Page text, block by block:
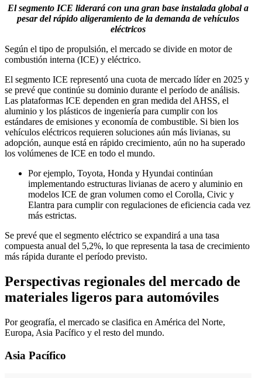
El segmento ICE liderará con una gran base instalada global a
pesar del rápido aligeramiento de la demanda de vehículos
eléctricos
Según el tipo de propulsión, el mercado se divide en motor de
combustión interna (ICE) y eléctrico.
El segmento ICE representó una cuota de mercado líder en 2025 y
se prevé que continúe su dominio durante el período de análisis.
Las plataformas ICE dependen en gran medida del AHSS, el
aluminio y los plásticos de ingeniería para cumplir con los
estándares de emisiones y economía de combustible. Si bien los
vehículos eléctricos requieren soluciones aún más livianas, su
adopción, aunque está en rápido crecimiento, aún no ha superado
los volúmenes de ICE en todo el mundo.
Por ejemplo, Toyota, Honda y Hyundai continúan
implementando estructuras livianas de acero y aluminio en
modelos ICE de gran volumen como el Corolla, Civic y
Elantra para cumplir con regulaciones de eficiencia cada vez
más estrictas.
Se prevé que el segmento eléctrico se expandirá a una tasa
compuesta anual del 5,2%, lo que representa la tasa de crecimiento
más rápida durante el período previsto.
Perspectivas regionales del mercado de
materiales ligeros para automóviles
Por geografía, el mercado se clasifica en América del Norte,
Europa, Asia Pacífico y el resto del mundo.
Asia Pacífico